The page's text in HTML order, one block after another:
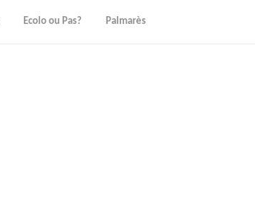
Ecolo ou Pas? Palmarès